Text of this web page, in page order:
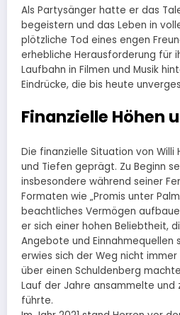
Als Partysänger hatte er das
begeistern und das Leben in
plötzliche Tod eines engen
erhebliche Herausforderung für
Laufbahn in Filmen und Musik
Eindrücke, die bis heute
Finanzielle Höhen
Die finanzielle Situation von Willi
und Tiefen geprägt. Zu Beginn
insbesondere während seiner
Formaten wie „Promis unter
beachtliches Vermögen
er sich einer hohen Beliebtheit,
Angebote und Einnahmequellen
erwies sich der Weg nicht
über einen Schuldenberg
Lauf der Jahre ansammelte und
führte.